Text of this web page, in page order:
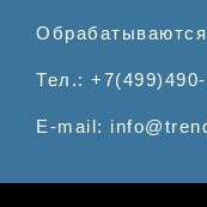
Тел.:
E-mail: